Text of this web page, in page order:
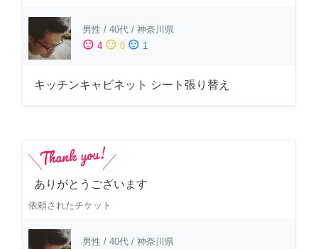
男性 / 40代 / 神奈川県
sentiment_satisfied 4 sentiment_neutral 0 sentiment_dissatisfied 1
キッチンキャビネット シート張り替え
ありがとうございます
依頼されたチケット
男性 / 40代 / 神奈川県